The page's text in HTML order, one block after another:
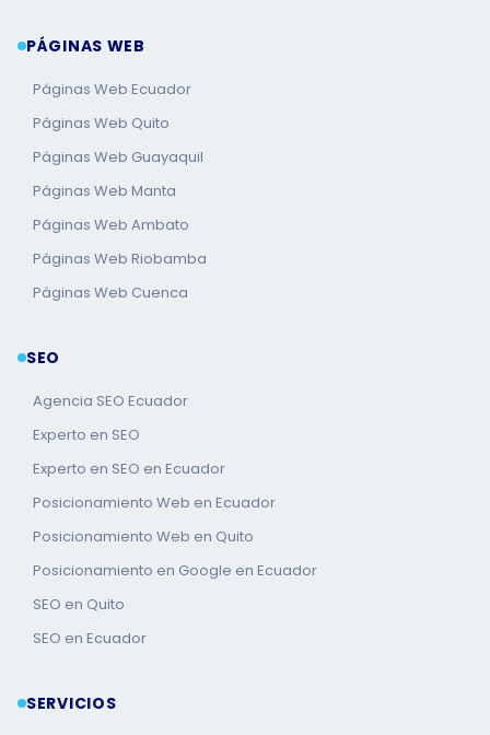
PÁGINAS WEB
Páginas Web Ecuador
Páginas Web Quito
Páginas Web Guayaquil
Páginas Web Manta
Páginas Web Ambato
Páginas Web Riobamba
Páginas Web Cuenca
SEO
Agencia SEO Ecuador
Experto en SEO
Experto en SEO en Ecuador
Posicionamiento Web en Ecuador
Posicionamiento Web en Quito
Posicionamiento en Google en Ecuador
SEO en Quito
SEO en Ecuador
SERVICIOS